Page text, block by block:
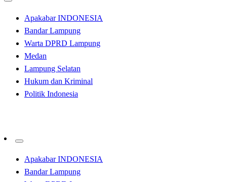
Apakabar INDONESIA
Bandar Lampung
Warta DPRD Lampung
Medan
Lampung Selatan
Hukum dan Kriminal
Politik Indonesia
Apakabar INDONESIA
Bandar Lampung